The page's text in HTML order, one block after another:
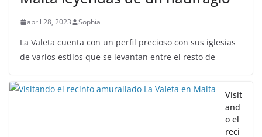
abril 28, 2023 Sophia
La Valeta cuenta con un perfil precioso con sus iglesias
de varios estilos que se levantan entre el resto de
Visit
and
o el
reci